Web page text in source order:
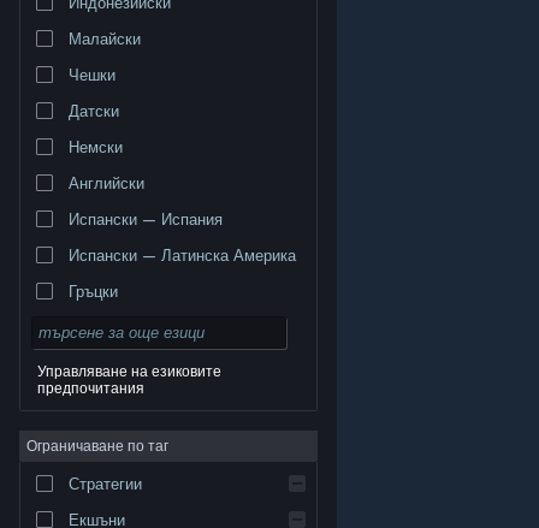
търговски марки принадлежат на съответните им
собственици в САЩ и други страни.
поверителност|Юридическа информация|
Достъпност|Условия за ползване на Steam
Възстановявания|Бисквитки
Малайски
Чешки
Датски
Немски
Английски
Испански — Испания
Испански — Латинска Америка
Гръцки
Управляване на езиковите
предпочитания
Ограничаване по таг
Стратегии
Екшъни